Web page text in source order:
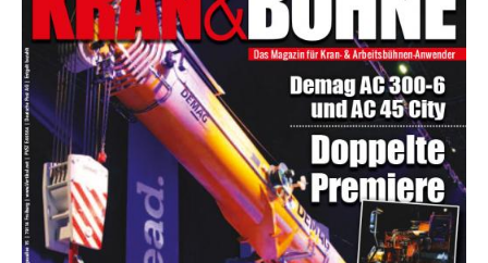
BIBLIOTHEK
KRAN & BÜHNE
MEDIADATEN
WÄHRUNGSRECHNER
EINHEITENKONVERTER
KONTAKT